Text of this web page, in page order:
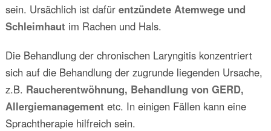
sein. Ursächlich ist dafür entzündete Atemwege und
Schleimhaut im Rachen und Hals.
Die Behandlung der chronischen Laryngitis konzentriert
sich auf die Behandlung der zugrunde liegenden Ursache,
z.B. Raucherentwöhnung, Behandlung von GERD,
Allergiemanagement etc. In einigen Fällen kann eine
Sprachtherapie hilfreich sein.